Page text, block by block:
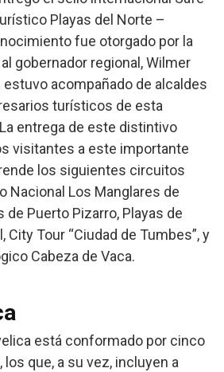
Playas del Norte –
fue otorgado por la
gobernador regional, Wilmer
estuvo acompañado de alcaldes
turísticos de esta
entrega de este distintivo
visitantes a este importante
los siguientes circuitos
Nacional Los Manglares de
de Puerto Pizarro, Playas de
City Tour “Ciudad de Tumbes”, y
Cabeza de Vaca.
está conformado por cinco
que, a su vez, incluyen a